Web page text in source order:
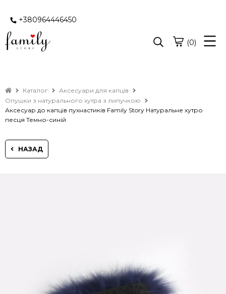
+380964446450
(0)
Каталог
Аксесуари для капців
Опушки з натурального хутра з липучкою
Аксесуар до капців пухнастиків Family Story Натуральне хутро
песця Темно-синій
НАЗАД